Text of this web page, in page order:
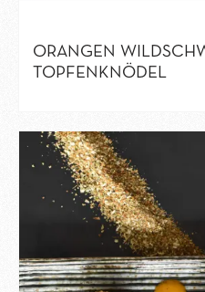
ORANGEN
TOPFENKNÖDEL